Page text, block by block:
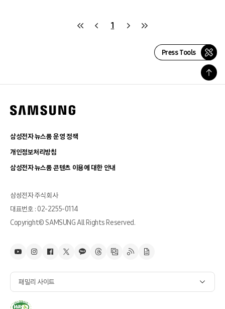
1
Press Tools
삼성전자 뉴스룸 운영 정책
개인정보처리방침
삼성전자 뉴스룸 콘텐츠 이용에 대한 안내
삼성전자 주식회사
대표번호 : 02-2255-0114
Copyright© SAMSUNG All Rights Reserved.
패밀리 사이트